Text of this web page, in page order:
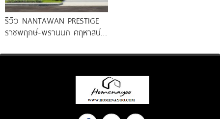
รีวิว NANTAWAN PRESTIGE
ราชพฤกษ์-พรานนก คฤหาสน์
เริ่ม